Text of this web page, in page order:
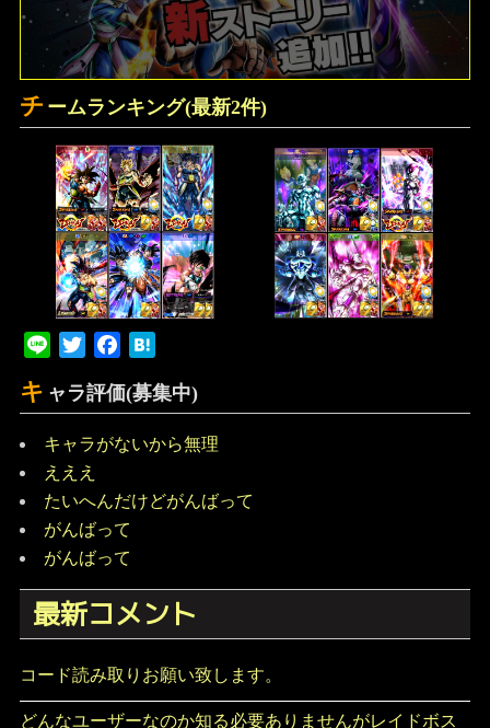
チ ームランキング(最新2件)
Line Twitter Facebook
キ ャラ評価(募集中)
キャラがないから無理
えええ
たいへんだけどがんばって
がんばって
がんばって
最新コメント
コード読み取りお願い致します。
どんなユーザーなのか知る必要ありませんがレイドボス